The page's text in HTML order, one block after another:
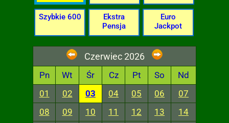
Szybkie 600
Ekstra
Pensja
Euro
Jackpot
Czerwiec 2026
Pn Wt Śr Cz Pt So
Nd
01
02 03 04 05 06
07
08
09 10 11 12 13
14